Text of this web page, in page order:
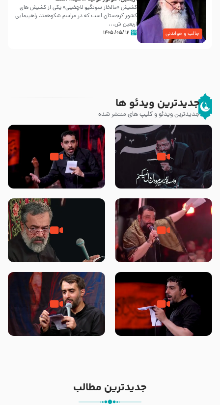
جالب و خواندنی
کشیش «مالخاز سونگیو لاچفیلی» یکی از کشیش های
کشور گرجستان است که در مراسم شکوهمند راهپیمایی
اربعین ش...
۱۲ /۰۵/ ۱۴۰۵
جدیدترین ویدئو ها
جدیدترین ویدئو و کلیپ های منتشر شده
مصداق کربلا – حاج حسین سیب
سرخی
شور ، حسینا! به‌ حق زهرا «أُنْظُرْ
إِلَینا» – عزاداری شب هفتم ماه
جانا جانا ابی عبدالله – کربلایی جواد
مقدم – شب هشتم محرم 1448 –
مادر منم مثل تو خمیدم – حاج
محمود کریمی – شهادت حضرت
هیئت رایة العباس علیه السلام
تک ، عبّاس، صاحب دل‌هاست –
حاج حنیف طاهری – عزاداری شب
من غلام نوکراتم من عاشق کربلاتم
– شور زمینه – شب هفتم – محرم
جدیدترین مطالب